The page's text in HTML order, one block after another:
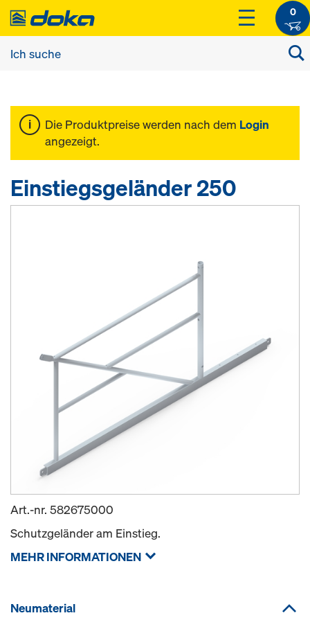
0
Die Produktpreise werden nach dem Login
angezeigt.
Einstiegsgeländer 250
Art.-nr. 582675000
Schutzgeländer am Einstieg.
MEHR INFORMATIONEN
Neumaterial